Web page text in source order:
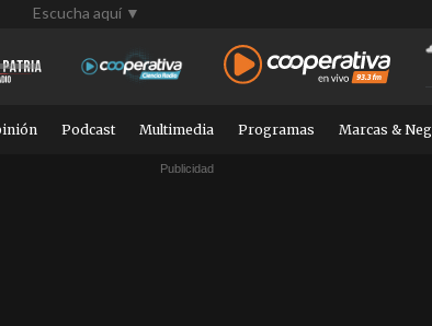
Escucha aquí ▼
Podcast Multimedia Programas Marcas &